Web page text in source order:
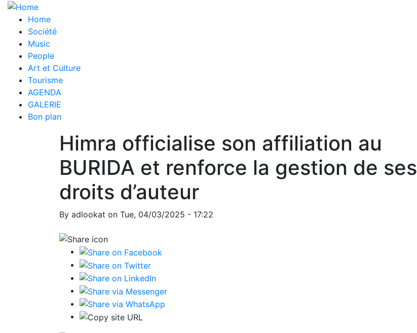
Skip
content
Main
navigation
Home
Société
Music
People
Art et Culture
Tourisme
AGENDA
GALERIE
Bon plan
Himra officialise son affiliation au
BURIDA et renforce la gestion de ses
droits d’auteur
By adlookat on Tue, 04/03/2025 - 17:22